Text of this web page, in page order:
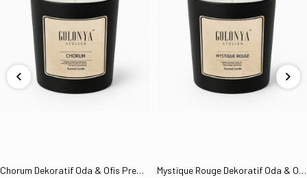
Chorum Dekoratif Oda & Ofis Premium Kokulu Niche Mum 300GR Mystique Rouge Dekoratif Oda & Ofis Premium Kokulu Niche Mum 300GR